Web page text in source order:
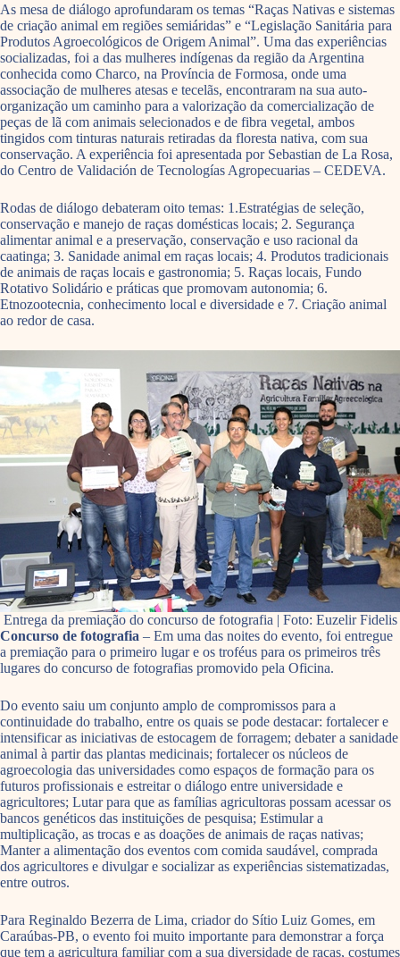
As mesa de diálogo aprofundaram os temas “Raças Nativas e sistemas
de criação animal em regiões semiáridas” e “Legislação Sanitária para
Produtos Agroecológicos de Origem Animal”. Uma das experiências
socializadas, foi a das mulheres indígenas da região da Argentina
conhecida como Charco, na Província de Formosa, onde uma
associação de mulheres atesas e tecelãs, encontraram na sua auto-
organização um caminho para a valorização da comercialização de
peças de lã com animais selecionados e de fibra vegetal, ambos
tingidos com tinturas naturais retiradas da floresta nativa, com sua
conservação. A experiência foi apresentada por Sebastian de La Rosa,
do Centro de Validación de Tecnologías Agropecuarias – CEDEVA.
Rodas de diálogo debateram oito temas: 1.Estratégias de seleção,
conservação e manejo de raças domésticas locais; 2. Segurança
alimentar animal e a preservação, conservação e uso racional da
caatinga; 3. Sanidade animal em raças locais; 4. Produtos tradicionais
de animais de raças locais e gastronomia; 5. Raças locais, Fundo
Rotativo Solidário e práticas que promovam autonomia; 6.
Etnozootecnia, conhecimento local e diversidade e 7. Criação animal
ao redor de casa.
Entrega da premiação do concurso de fotografia | Foto: Euzelir Fidelis
Concurso de fotografia – Em uma das noites do evento, foi entregue
a premiação para o primeiro lugar e os troféus para os primeiros três
lugares do concurso de fotografias promovido pela Oficina.
Do evento saiu um conjunto amplo de compromissos para a
continuidade do trabalho, entre os quais se pode destacar: fortalecer e
intensificar as iniciativas de estocagem de forragem; debater a sanidade
animal à partir das plantas medicinais; fortalecer os núcleos de
agroecologia das universidades como espaços de formação para os
futuros profissionais e estreitar o diálogo entre universidade e
agricultores; Lutar para que as famílias agricultoras possam acessar os
bancos genéticos das instituições de pesquisa; Estimular a
multiplicação, as trocas e as doações de animais de raças nativas;
Manter a alimentação dos eventos com comida saudável, comprada
dos agricultores e divulgar e socializar as experiências sistematizadas,
entre outros.
Para Reginaldo Bezerra de Lima, criador do Sítio Luiz Gomes, em
Caraúbas-PB, o evento foi muito importante para demonstrar a força
que tem a agricultura familiar com a sua diversidade de raças, costumes